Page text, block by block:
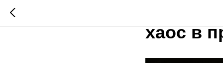
Кто в
хаос в